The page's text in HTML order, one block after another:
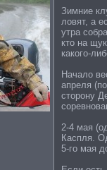
Зимние
ловят, а
утра
кто на
какого-
Начало
апреля
сторону
2-4 мая
Каспля.
5-го мая